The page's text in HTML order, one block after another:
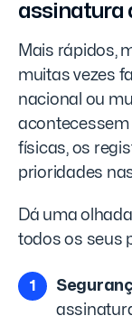
assinatura
Mais rápidos,
muitas vezes
nacional ou
acontecessem
físicas, os
prioridades
Dá uma
todos os seus